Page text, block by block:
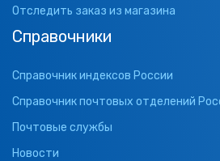
Отследить заказ из магазина
Справочники
Справочник индексов России
Справочник почтовых отделений
Почтовые службы
Новости